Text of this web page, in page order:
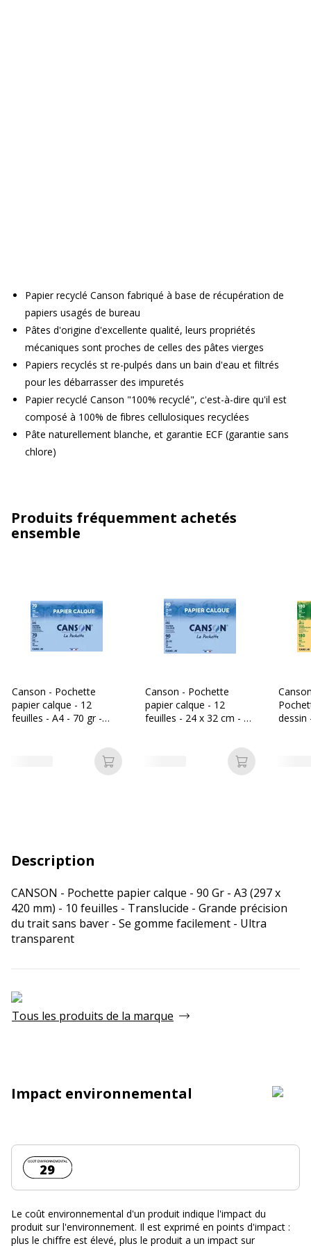
Papier recyclé Canson fabriqué à base de récupération de
papiers usagés de bureau
Pâtes d'origine d'excellente qualité, leurs propriétés
mécaniques sont proches de celles des pâtes vierges
Papiers recyclés st re-pulpés dans un bain d'eau et filtrés
pour les débarrasser des impuretés
Papier recyclé Canson "100% recyclé", c'est-à-dire qu'il est
composé à 100% de fibres cellulosiques recyclées
Pâte naturellement blanche, et garantie ECF (garantie sans
chlore)
Produits fréquemment achetés
ensemble
Canson - Pochette
papier calque - 12
feuilles - A4 - 70 gr -
Ajouter au panier
Canson - Pochette
papier calque - 12
feuilles - 24 x 32 cm - 90
Ajouter au
dessin
Description
CANSON - Pochette papier calque - 90 Gr - A3 (297 x
420 mm) - 10 feuilles - Translucide - Grande précision
du trait sans baver - Se gomme facilement - Ultra
transparent
Tous les produits de la marque
Impact environnemental
Coût environnemental :
29
Le coût environnemental d'un produit indique l'impact du
produit sur l'environnement. Il est exprimé en points d'impact :
plus le chiffre est élevé, plus le produit a un impact sur